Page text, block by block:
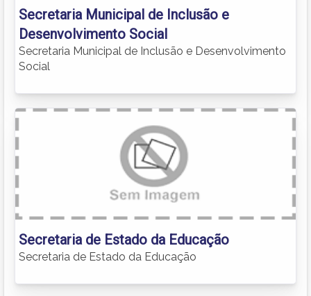
Secretaria Municipal de Inclusão e
Desenvolvimento Social
Secretaria Municipal de Inclusão e Desenvolvimento
Social
Secretaria de Estado da Educação
Secretaria de Estado da Educação